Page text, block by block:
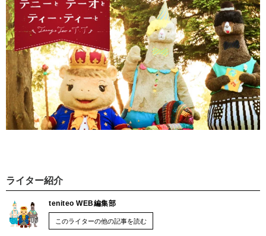
ライター紹介
teniteo WEB編集部
このライターの他の記事を読む